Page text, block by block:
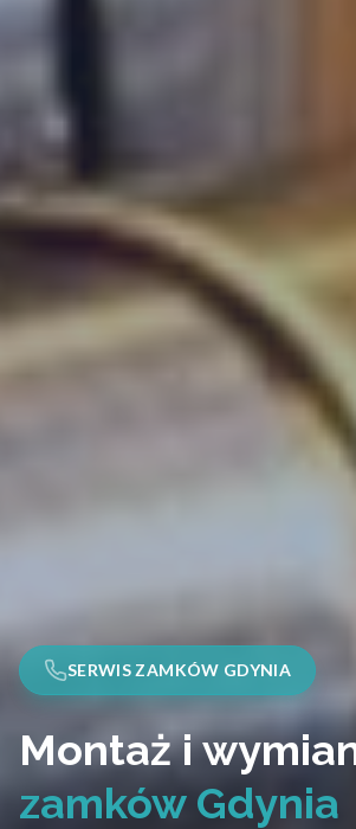
SERWIS ZAMKÓW GDYNIA
Montaż i
zamków Gdynia